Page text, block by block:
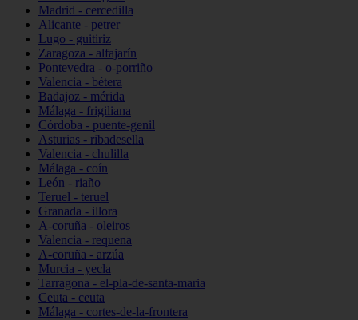
Madrid - cercedilla
Alicante - petrer
Lugo - guitiriz
Zaragoza - alfajarín
Pontevedra - o-porriño
Valencia - bétera
Badajoz - mérida
Málaga - frigiliana
Córdoba - puente-genil
Asturias - ribadesella
Valencia - chulilla
Málaga - coín
León - riaño
Teruel - teruel
Granada - illora
A-coruña - oleiros
Valencia - requena
A-coruña - arzúa
Murcia - yecla
Tarragona - el-pla-de-santa-maria
Ceuta - ceuta
Málaga - cortes-de-la-frontera